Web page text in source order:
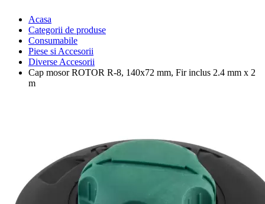
Acasa
Categorii de produse
Consumabile
Piese si Accesorii
Diverse Accesorii
Cap mosor ROTOR R-8, 140x72 mm, Fir inclus 2.4 mm x 2
m